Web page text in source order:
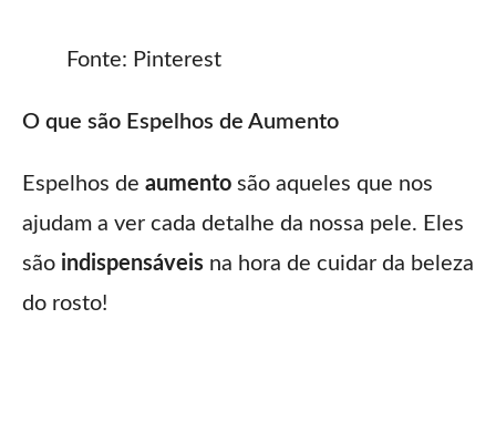
Fonte: Pinterest
O que são Espelhos de Aumento
Espelhos de aumento são aqueles que nos
ajudam a ver cada detalhe da nossa pele. Eles
são indispensáveis na hora de cuidar da beleza
do rosto!